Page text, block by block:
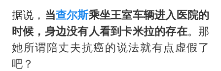
货车高速制动失灵 交警护航化险为夷
白海豚突然大拐弯 走出罕见路线
朱一龙的鼻子怎么了
据说， 当查尔斯乘坐王室车辆进入医院的
时候，身边没有人看到卡米拉的存在。那
她所谓陪丈夫抗癌的说法就有点虚假了
吧？